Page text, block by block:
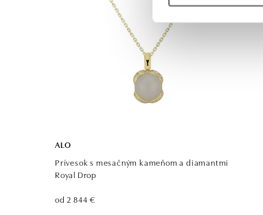
ALO
Prívesok s mesačným kameňom a diamantmi
Royal Drop
od 2 844 €